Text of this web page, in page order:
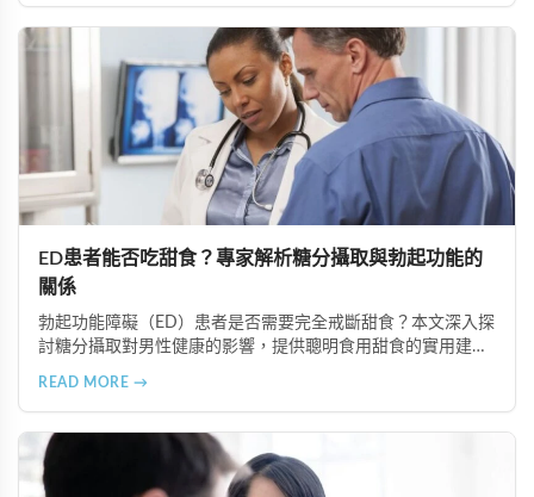
ED患者能否吃甜食？專家解析糖分攝取與勃起功能的
關係
勃起功能障礙（ED）患者是否需要完全戒斷甜食？本文深入探
討糖分攝取對男性健康的影響，提供聰明食用甜食的實用建
READ MORE →